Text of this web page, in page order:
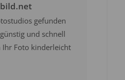
gefunden
und schnell
Ihr Foto kinderleicht